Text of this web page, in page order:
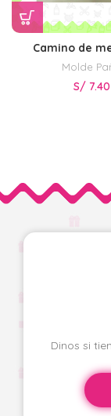
Camino de
Molde
S/7.40
Dinos si